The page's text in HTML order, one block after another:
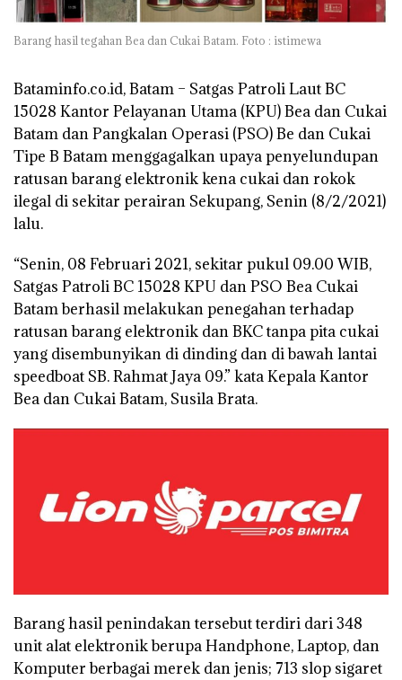
Barang hasil tegahan Bea dan Cukai Batam. Foto : istimewa
Bataminfo.co.id, Batam – Satgas Patroli Laut BC
15028 Kantor Pelayanan Utama (KPU) Bea dan Cukai
Batam dan Pangkalan Operasi (PSO) Be dan Cukai
Tipe B Batam menggagalkan upaya penyelundupan
ratusan barang elektronik kena cukai dan rokok
ilegal di sekitar perairan Sekupang, Senin (8/2/2021)
lalu.
“Senin, 08 Februari 2021, sekitar pukul 09.00 WIB,
Satgas Patroli BC 15028 KPU dan PSO Bea Cukai
Batam berhasil melakukan penegahan terhadap
ratusan barang elektronik dan BKC tanpa pita cukai
yang disembunyikan di dinding dan di bawah lantai
speedboat SB. Rahmat Jaya 09.” kata Kepala Kantor
Bea dan Cukai Batam, Susila Brata.
Barang hasil penindakan tersebut terdiri dari 348
unit alat elektronik berupa Handphone, Laptop, dan
Komputer berbagai merek dan jenis; 713 slop sigaret